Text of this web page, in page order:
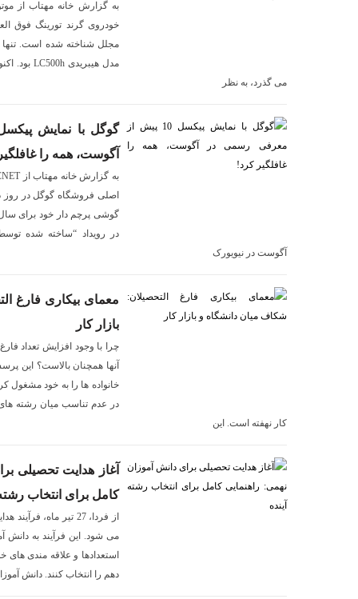
خودروی گرند تورینگ فوق
مجلل شناخته شده است.
می گذرد، به نظر
آگوست، همه را
آگوست در نیویورک
معمای بیکاری فارغ
بازار کار
چرا با وجود افزایش تعداد
آنها همچنان بالاست؟ این
خانواده ها را به خود
در عدم تناسب میان رشته های
کار نهفته است. این
آغاز هدایت تحصیلی
کامل برای انتخاب رشته
از فردا، 27 تیر ماه،
می شود. این فرآیند به دانش
استعدادها و علاقه مندی های
دهم را انتخاب کنند. دانش